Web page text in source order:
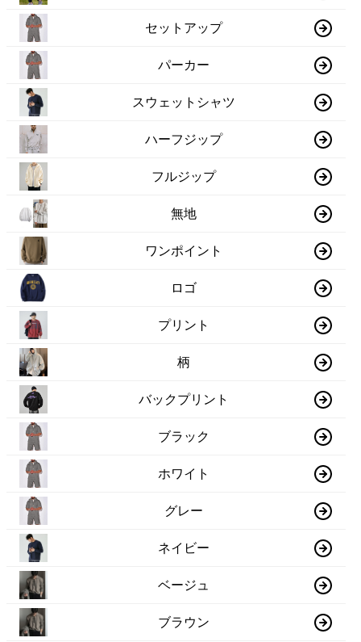
セットアップ
パーカー
スウェットシャツ
ハーフジップ
フルジップ
無地
ワンポイント
ロゴ
プリント
柄
バックプリント
ブラック
ホワイト
グレー
ネイビー
ベージュ
ブラウン